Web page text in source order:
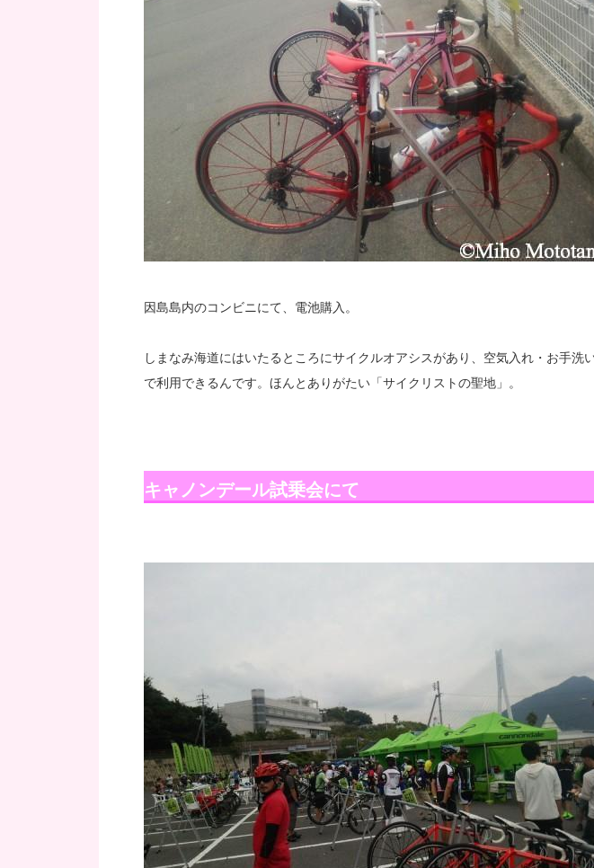
因島島内のコンビニにて、電池購入。
しまなみ海道にはいたるところにサイクルオアシスがあり、空気入れ・お手洗
で利用できるんです。ほんとありがたい「サイクリストの聖地」。
キャノンデール試乗会にて